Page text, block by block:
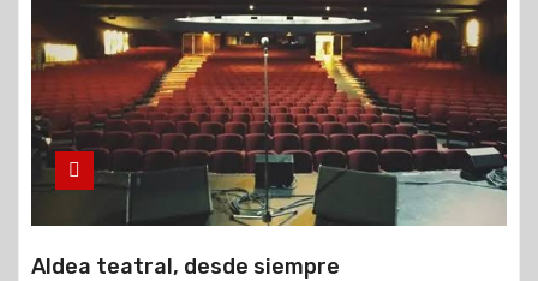
Aldea teatral, desde siempre